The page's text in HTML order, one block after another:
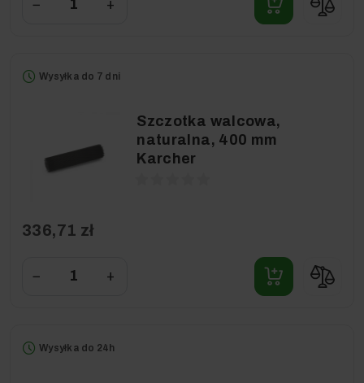
− +
Wysyłka do 7 dni
Szczotka walcowa,
naturalna, 400 mm
Karcher
336,71 zł
− +
Wysyłka do 24h